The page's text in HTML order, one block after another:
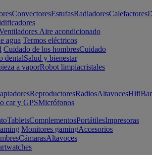
ConvectoresEstufasRadiadoresCalefactores
Aire acondicionado
agua Termos eléctricos
Cuidado de los hombresCuidado
dentalSalud y bienestar
a vaporRobot limpiacristales
ReproductoresRadiosAltavocesHifi
car y GPSMicrófonos
TabletsComplementosPortátilesImpresoras
Monitores gamingAccesorios
CámarasAltavoces